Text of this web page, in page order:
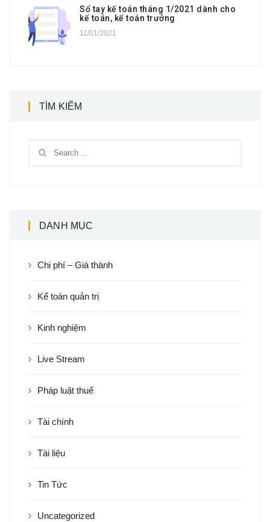
Sổ tay kế toán tháng 1/2021 dành cho
kế toán, kế toán trưởng
11/01/2021
TÌM KIẾM
DANH MỤC
Chi phí – Giá thành
Kế toán quản trị
Kinh nghiệm
Live Stream
Pháp luật thuế
Tài chính
Tài liệu
Tin Tức
Uncategorized